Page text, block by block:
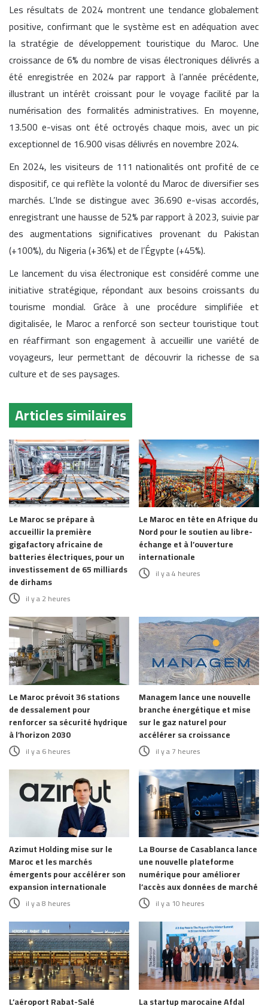
Les résultats de 2024 montrent une tendance globalement
positive, confirmant que le système est en adéquation avec
la stratégie de développement touristique du Maroc. Une
croissance de 6% du nombre de visas électroniques délivrés a
été enregistrée en 2024 par rapport à l’année précédente,
illustrant un intérêt croissant pour le voyage facilité par la
numérisation des formalités administratives. En moyenne,
13.500 e-visas ont été octroyés chaque mois, avec un pic
exceptionnel de 16.900 visas délivrés en novembre 2024.
En 2024, les visiteurs de 111 nationalités ont profité de ce
dispositif, ce qui reflète la volonté du Maroc de diversifier ses
marchés. L’Inde se distingue avec 36.690 e-visas accordés,
enregistrant une hausse de 52% par rapport à 2023, suivie par
des augmentations significatives provenant du Pakistan
(+100%), du Nigeria (+36%) et de l’Égypte (+45%).
Le lancement du visa électronique est considéré comme une
initiative stratégique, répondant aux besoins croissants du
tourisme mondial. Grâce à une procédure simplifiée et
digitalisée, le Maroc a renforcé son secteur touristique tout
en réaffirmant son engagement à accueillir une variété de
voyageurs, leur permettant de découvrir la richesse de sa
culture et de ses paysages.
Articles similaires
Le Maroc se prépare à
accueillir la première
gigafactory africaine de
batteries électriques, pour un
investissement de 65 milliards
de dirhams
il y a 2 heures
Le Maroc en tête en Afrique du
Nord pour le soutien au libre-
échange et à l’ouverture
internationale
il y a 4 heures
Le Maroc prévoit 36 stations
de dessalement pour
renforcer sa sécurité hydrique
à l’horizon 2030
il y a 6 heures
Managem lance une nouvelle
branche énergétique et mise
sur le gaz naturel pour
accélérer sa croissance
il y a 7 heures
Azimut Holding mise sur le
Maroc et les marchés
émergents pour accélérer son
expansion internationale
il y a 8 heures
La Bourse de Casablanca lance
une nouvelle plateforme
numérique pour améliorer
l’accès aux données de marché
il y a 10 heures
L’aéroport Rabat-Salé La startup marocaine Afdal